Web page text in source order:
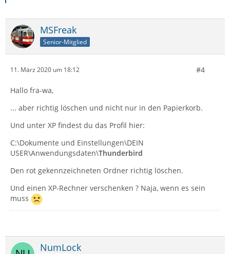
MSFreak
Senior-Mitglied
11. März 2020 um 18:12 #4
Hallo fra-wa,
... aber richtig löschen und nicht nur in den Papierkorb.
Und unter XP findest du das Profil hier:
C:\Dokumente und Einstellungen\DEIN
USER\Anwendungsdaten\Thunderbird
Den rot gekennzeichneten Ordner richtig löschen.
Und einen XP-Rechner verschenken ? Naja, wenn es sein
muss
NumLock